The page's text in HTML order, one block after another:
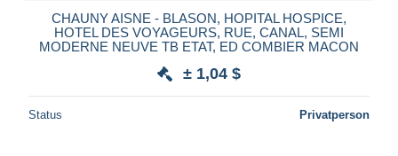
CHAUNY AISNE - BLASON, HOPITAL HOSPICE,
HOTEL DES VOYAGEURS, RUE, CANAL, SEMI
MODERNE NEUVE TB ETAT, ED COMBIER MACON
± 1,04 $
Status Privatperson